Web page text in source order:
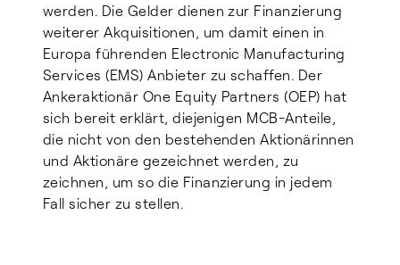
werden. Die Gelder dienen zur Finanzierung
weiterer Akquisitionen, um damit einen in
Europa führenden Electronic Manufacturing
Services (EMS) Anbieter zu schaffen. Der
Ankeraktionär One Equity Partners (OEP) hat
sich bereit erklärt, diejenigen MCB-Anteile,
die nicht von den bestehenden Aktionärinnen
und Aktionäre gezeichnet werden, zu
zeichnen, um so die Finanzierung in jedem
Fall sicher zu stellen.